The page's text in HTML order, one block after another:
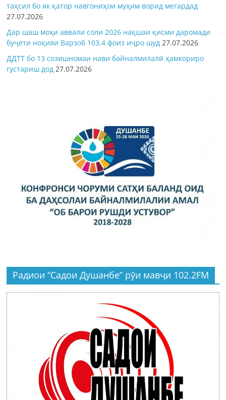
таҳсил бо як қатор навгониҳои муҳим ворид мегардад
27.07.2026
Дар шаш моҳи аввали соли 2026 нақшаи қисми даромади
буҷети ноҳияи Варзоб 103,4 фоиз иҷро шуд 27.07.2026
ДДТТ бо 13 созишномаи нави байналмилалӣ ҳамкориро
густариш дод 27.07.2026
Радиои “Садои Душанбе” рӯи мавҷи 102.2FM